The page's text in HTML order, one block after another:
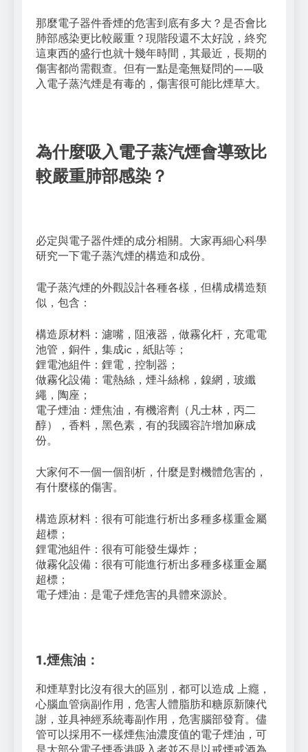
那麼電子器件香煙的危害到底有多大？是否會比
肺部感染更比較嚴重？現階段還不太好說，終究
這東西的盛行也就十幾年時間，其最近，長期的
傷害都尚需觀查。但有一點是毫無疑問的——吸
入電子蒸汽煙是有毒的，傷害很可能比煙草大。
為什麼吸入電子蒸汽煙會導致比
較嚴重肺部感染？
必定與電子器件煙的成分相關。大家再細心科學
研究一下電子蒸汽煙的構造和成份。
電子蒸汽煙的外觀設計各種各樣，但構成構造類
似，包含：
構造原材料：濾嘴，阻液器，做霧化杆，充電電
池管，銅件，集成ic，紙貼等；
鋰電池組件：鋰電，控制器；
做霧化設備：電熱絲，煙斗絲棉，鎳網，玻纖
繩，陶座；
電子煙油：煙焦油，有機溶劑（凡士林，丙二
醇），香料，黑色素，有的我國容許增加麻成
份。
大家何不一個一個剖析，什麼是對機體危害的，
有什麼樣的傷害。
構造原材料：很有可能進行析出多種多樣重金屬
超標；
鋰電池組件：很有可能發生爆炸；
做霧化設備：很有可能進行析出多種多樣重金屬
超標；
電子煙油：是電子煙危害的具體來源於。
1.煙焦油：
和煙草對比沒有很大的區別，都可以造成 上癮，
心腦血管病副作用，危害人體脂肪和糖原新陳代
謝，並具神經系統毒副作用，危害腦部發育。儘
管可以採用不一樣煙焦油濃度值的電子煙油，可